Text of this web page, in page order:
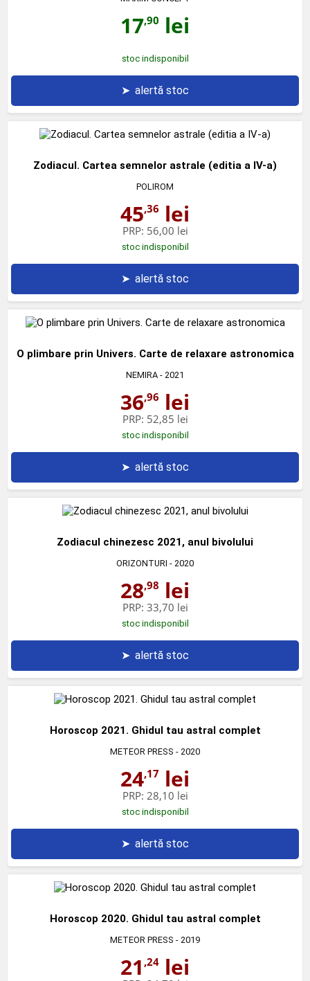
17,90 lei
stoc indisponibil
➤ alertă stoc
Zodiacul. Cartea semnelor astrale (editia a IV-a)
POLIROM
45,36 lei
PRP: 56,00 lei
stoc indisponibil
➤ alertă stoc
O plimbare prin Univers. Carte de relaxare astronomica
NEMIRA - 2021
36,96 lei
PRP: 52,85 lei
stoc indisponibil
➤ alertă stoc
Zodiacul chinezesc 2021, anul bivolului
ORIZONTURI - 2020
28,98 lei
PRP: 33,70 lei
stoc indisponibil
➤ alertă stoc
Horoscop 2021. Ghidul tau astral complet
METEOR PRESS - 2020
24,17 lei
PRP: 28,10 lei
stoc indisponibil
➤ alertă stoc
Horoscop 2020. Ghidul tau astral complet
METEOR PRESS - 2019
21 ,24 lei